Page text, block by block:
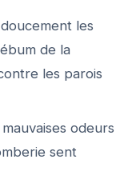
les
de la
les parois
odeurs
sent